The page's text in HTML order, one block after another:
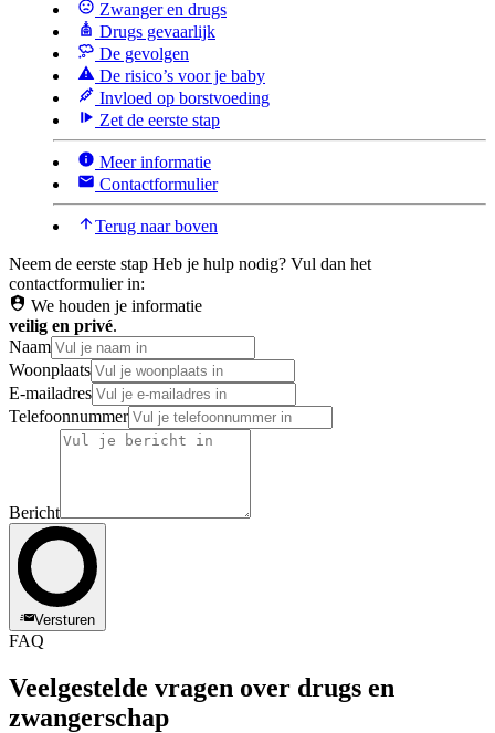
Zwanger en drugs
Drugs gevaarlijk
De gevolgen
De risico’s voor je baby
Invloed op borstvoeding
Zet de eerste stap
Meer informatie
Contactformulier
Terug naar boven
Neem de eerste stap Heb je hulp nodig? Vul dan het
contactformulier in:
We houden je informatie
veilig en privé.
Naam
Woonplaats
E-mailadres
Telefoonnummer
Bericht
Versturen
FAQ
Veelgestelde vragen over drugs en
zwangerschap